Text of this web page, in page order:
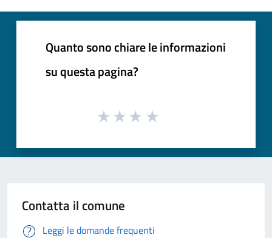
Quanto sono chiare le informazioni
su questa pagina?
Contatta il comune
Leggi le domande frequenti